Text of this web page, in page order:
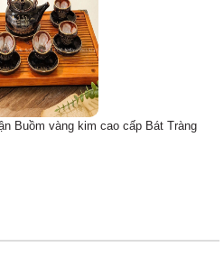
Buồm vàng kim cao cấp Bát Tràng